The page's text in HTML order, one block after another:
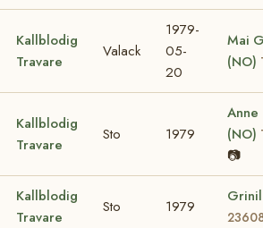
Kallblodig
Travare
Valack
1979-
05-
20
Mai
(NO)
Kallblodig
Travare
Sto 1979
Anne
(NO)
📷
Kallblodig
Travare
Sto 1979